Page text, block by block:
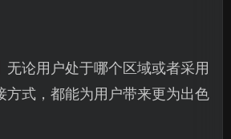
无论用户处于哪个区域或者采用
方式，都能为用户带来更为出色